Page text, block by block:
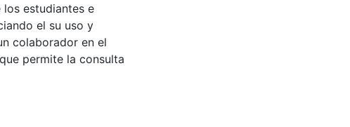
los estudiantes e
el su uso y
colaborador en el
permite la consulta